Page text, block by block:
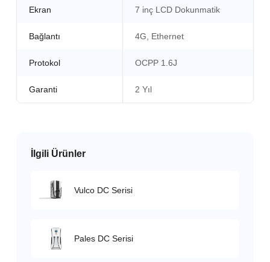
Ekran 7 inç LCD Dokunmatik
Bağlantı 4G, Ethernet
Protokol OCPP 1.6J
Garanti 2 Yıl
İlgili Ürünler
Vulco DC Serisi
Pales DC Serisi